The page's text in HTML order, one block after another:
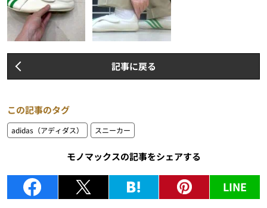
記事に戻る
この記事のタグ
adidas（アディダス） スニーカー
モノマックスの記事をシェアする
LINE